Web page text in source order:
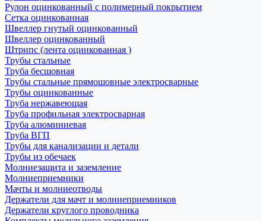
Рулон оцинкованный с полимерный покрытием
Сетка оцинкованная
Швеллер гнутый оцинкованный
Швеллер оцинкованный
Штрипс (лента оцинкованная )
Трубы стальные
Труба бесшовная
Трубы стальные прямошовные электросварные
Трубы оцинкованные
Труба нержавеющая
Труба профильная электросварная
Труба алюминиевая
Труба ВГП
Трубы для канализации и детали
Трубы из обечаек
Молниезащита и заземление
Молниеприемники
Мачты и молниеотводы
Держатели для мачт и молниеприемников
Держатели круглого проводника